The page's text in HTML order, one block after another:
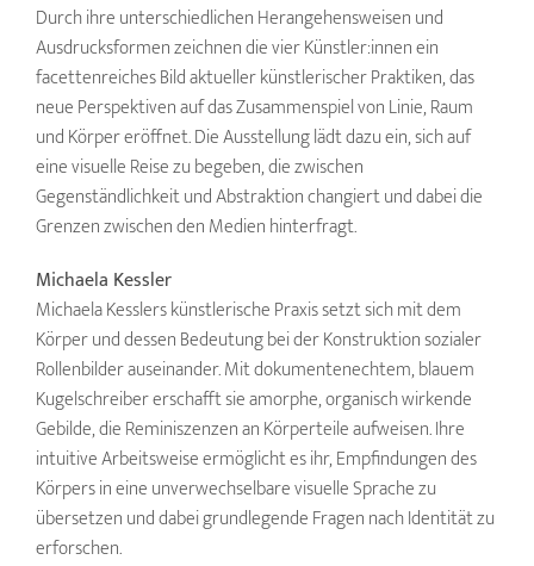
Durch ihre unterschiedlichen Herangehensweisen und
Ausdrucksformen zeichnen die vier Künstler:innen ein
facettenreiches Bild aktueller künstlerischer Praktiken, das
neue Perspektiven auf das Zusammenspiel von Linie, Raum
und Körper eröffnet. Die Ausstellung lädt dazu ein, sich auf
eine visuelle Reise zu begeben, die zwischen
Gegenständlichkeit und Abstraktion changiert und dabei die
Grenzen zwischen den Medien hinterfragt.
Michaela Kessler
Michaela Kesslers künstlerische Praxis setzt sich mit dem
Körper und dessen Bedeutung bei der Konstruktion sozialer
Rollenbilder auseinander. Mit dokumentenechtem, blauem
Kugelschreiber erschafft sie amorphe, organisch wirkende
Gebilde, die Reminiszenzen an Körperteile aufweisen. Ihre
intuitive Arbeitsweise ermöglicht es ihr, Empfindungen des
Körpers in eine unverwechselbare visuelle Sprache zu
übersetzen und dabei grundlegende Fragen nach Identität zu
erforschen.